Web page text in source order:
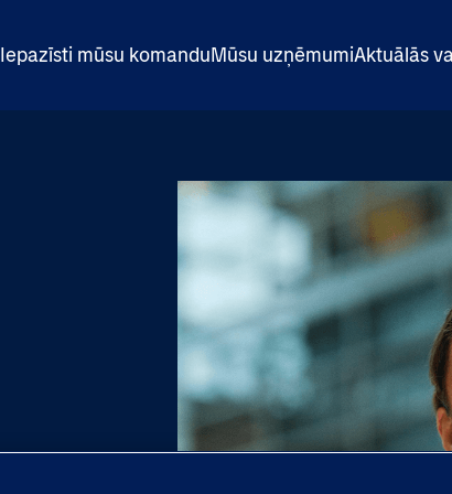
Iepazīsti mūsu komanduMūsu uzņēmumiAktuālās